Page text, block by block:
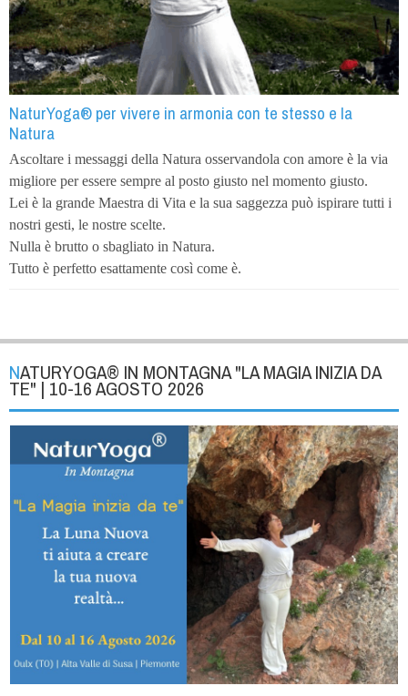
NaturYoga® per vivere in armonia con te stesso e la
Natura
Ascoltare i messaggi della Natura osservandola con amore è la via
migliore per essere sempre al posto giusto nel momento giusto.
Lei è la grande Maestra di Vita e la sua saggezza può ispirare tutti i
nostri gesti, le nostre scelte.
Nulla è brutto o sbagliato in Natura.
Tutto è perfetto esattamente così come è.
NATURYOGA® IN MONTAGNA "LA MAGIA INIZIA DA
TE" | 10-16 AGOSTO 2026